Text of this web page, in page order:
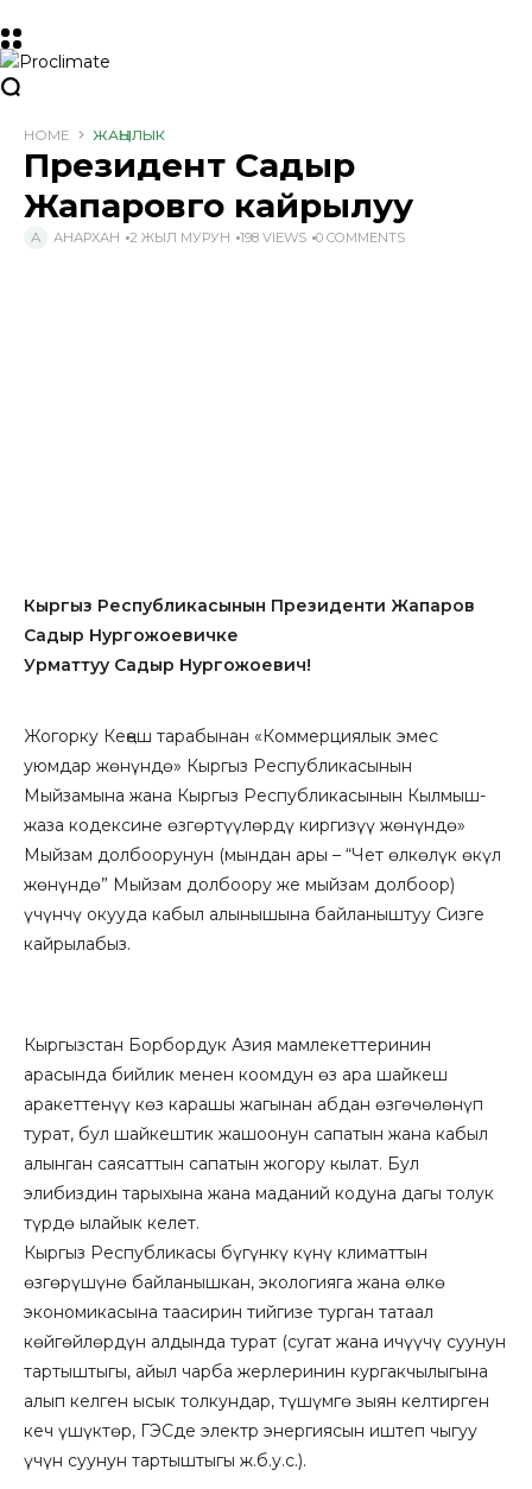
HOME ЖАҢЫЛЫК
Президент Садыр
Жапаровго кайрылуу
АНАРХАН 2 ЖЫЛ МУРУН 198 VIEWS 0 COMMENTS
Кыргыз Республикасынын Президенти Жапаров
Садыр Нургожоевичке
Урматтуу Садыр Нургожоевич!
Жогорку Кеӊеш тарабынан «Коммерциялык эмес
уюмдар жөнүндө» Кыргыз Республикасынын
Мыйзамына жана Кыргыз Республикасынын Кылмыш-
жаза кодексине өзгөртүүлөрдү киргизүү жөнүндө»
Мыйзам долбоорунун (мындан ары – “Чет өлкөлүк өкүл
жөнүндө” Мыйзам долбоору же мыйзам долбоор)
үчүнчү окууда кабыл алынышына байланыштуу Сизге
кайрылабыз.
Кыргызстан Борбордук Азия мамлекеттеринин
арасында бийлик менен коомдун өз ара шайкеш
аракеттенүү көз карашы жагынан абдан өзгөчөлөнүп
турат, бул шайкештик жашоонун сапатын жана кабыл
алынган саясаттын сапатын жогору кылат. Бул
элибиздин тарыхына жана маданий кодуна дагы толук
түрдө ылайык келет.
Кыргыз Республикасы бүгүнкү күнү климаттын
өзгөрүшүнө байланышкан, экологияга жана өлкө
экономикасына таасирин тийгизе турган татаал
көйгөйлөрдүн алдында турат (сугат жана ичүүчү суунун
тартыштыгы, айыл чарба жерлеринин кургакчылыгына
алып келген ысык толкундар, түшүмгө зыян келтирген
кеч үшүктөр, ГЭСде электр энергиясын иштеп чыгуу
үчүн суунун тартыштыгы ж.б.у.с.).